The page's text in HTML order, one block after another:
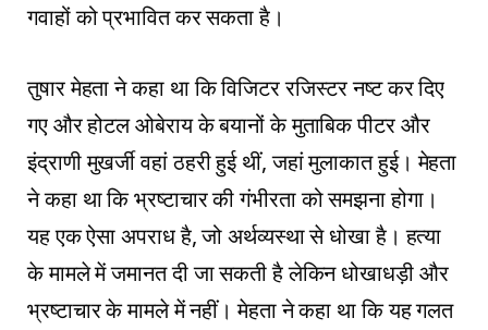
गवाहों को प्रभावित कर सकता है।
तुषार मेहता ने कहा था कि विजिटर रजिस्टर नष्ट कर दिए
गए और होटल ओबेराय के बयानों के मुताबिक पीटर और
इंद्राणी मुखर्जी वहां ठहरी हुई थीं, जहां मुलाकात हुई। मेहता
ने कहा था कि भ्रष्टाचार की गंभीरता को समझना होगा।
यह एक ऐसा अपराध है, जो अर्थव्यस्था से धोखा है। हत्या
के मामले में जमानत दी जा सकती है लेकिन धोखाधड़ी और
भ्रष्टाचार के मामले में नहीं। मेहता ने कहा था कि यह गलत